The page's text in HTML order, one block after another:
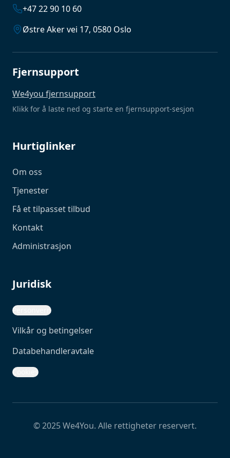
+47 22 90 10 60
Østre Aker vei 17, 0580 Oslo
Fjernsupport
We4you fjernsupport
Klikk for å laste ned og starte en fjernsupport-sesjon
Hurtiglinker
Om oss
Tjenester
Få et tilpasset tilbud
Kontakt
Administrasjon
Juridisk
Personvern
Vilkår og betingelser
Databehandleravtale
Cookies
© 2025 We4You. Alle rettigheter reservert.